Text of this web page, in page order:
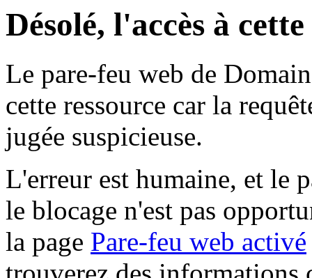
Désolé, l'accès à
Le pare-feu web de
cette ressource car la
jugée suspicieuse.
L'erreur est humaine, et le
le blocage n'est pas
la page Pare-feu web activé